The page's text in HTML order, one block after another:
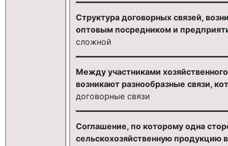
Структура договорных связей,
оптовым посредником и
сложной
Между участниками
возникают разнообразные связи,
договорные связи
Соглашение, по которому одна
сельскохозяйственную продукцию